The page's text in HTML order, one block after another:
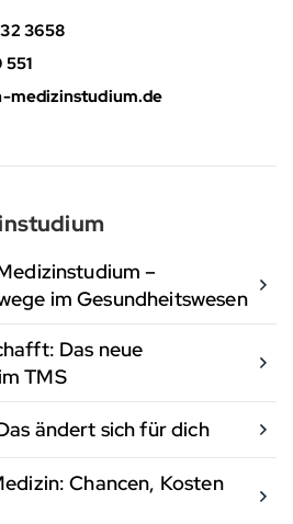
3658
551
medizinstudium.de
–
im Gesundheitswesen
Das neue
TMS
ändert sich für dich
Chancen, Kosten